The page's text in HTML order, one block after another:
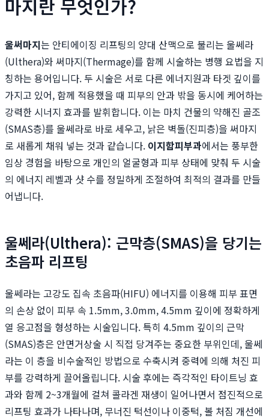
마지란 무엇인가?
울써마지는 안티에이징 리프팅의 양대 산맥으로 불리는 울쎄라
(Ulthera)와 써마지(Thermage)를 함께 시술하는 병행 요법을 지
칭하는 용어입니다. 두 시술은 서로 다른 에너지원과 타겟 깊이를
가지고 있어, 함께 적용했을 때 피부의 안과 밖을 동시에 케어하는
강력한 시너지 효과를 발휘합니다. 이는 마치 건물의 약해진 골조
(SMAS층)를 울쎄라로 바로 세우고, 낡은 벽돌(진피층)을 써마지
로 새롭게 채워 넣는 것과 같습니다. 이지함피부과에서는 풍부한
임상 경험을 바탕으로 개인의 얼굴형과 피부 상태에 맞춰 두 시술
의 에너지 레벨과 샷 수를 정밀하게 조절하여 최적의 결과를 만들
어냅니다.
울쎄라(Ulthera): 근막층(SMAS)을 당기는
초음파 리프팅
울쎄라는 고강도 집속 초음파(HIFU) 에너지를 이용해 피부 표면
의 손상 없이 피부 속 1.5mm, 3.0mm, 4.5mm 깊이에 정확하게
열 응고점을 형성하는 시술입니다. 특히 4.5mm 깊이의 근막
(SMAS)층은 안면거상술 시 직접 당겨주는 중요한 부위인데, 울쎄
라는 이 층을 비수술적인 방법으로 수축시켜 중력에 의해 처진 피
부를 강력하게 끌어올립니다. 시술 후에는 즉각적인 타이트닝 효
과와 함께 2~3개월에 걸쳐 콜라겐 재생이 일어나면서 점진적으로
리프팅 효과가 나타나며, 무너진 턱선이나 이중턱, 볼 처짐 개선에